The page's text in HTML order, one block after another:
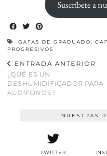
Suscríbete a
GAFAS DE GRADUADO,
PROGRESIVOS
ENTRADA ANTERIOR
¿QUÉ ES UN
DESHUMIDIFICADOR PARA
AUDÍFONOS?
NUESTRAS
TWITTER